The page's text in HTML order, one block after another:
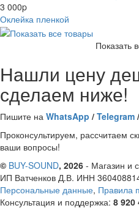
3 000p
Оклейка пленкой
Показать
Нашли цену
сделаем ниже!
Пишите на WhatsApp / Telegram /
Проконсультируем, рассчитаем
ваши вопросы!
© BUY-SOUND, 2026 - Магазин и
ИП Ватченков Д.В. ИНН
Персональные данные, Правила
Консультация и поддержка: 8 920